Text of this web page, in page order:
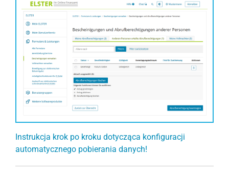
Instrukcja krok po kroku dotycząca konfiguracji
automatycznego pobierania danych!